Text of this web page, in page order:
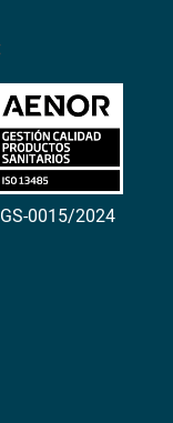
GS-0015/2024